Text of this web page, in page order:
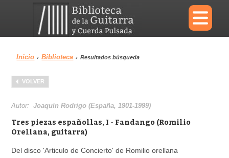
×
Menu
Biblioteca Diccionario
Inicio › Biblioteca › Resultados búsqueda
VOLVER
Autor:Joaquín Rodrigo (España, 1901-1999)
Tres piezas españollas, I - Fandango (Romilio
Orellana, guitarra)
Del disco 'Articulo de Concierto' de Romilio orellana